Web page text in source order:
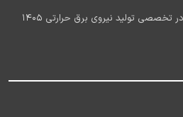
آخرین اخبار استخدام شرکت مادر تخصصی تولید نیروی برق حرارتی 1405